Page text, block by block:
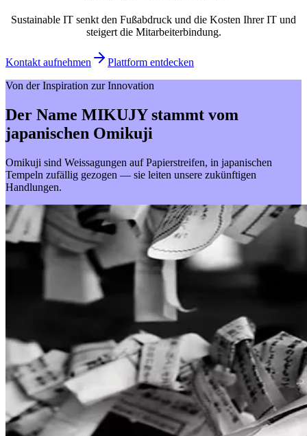
Sustainable IT senkt den Fußabdruck und die Kosten Ihrer IT und
steigert die Mitarbeiterbindung.
Kontakt aufnehmen
Plattform entdecken
Von der Inspiration zur Innovation
Der Name MIKUJY stammt vom
japanischen Omikuji
Omikuji sind Weissagungen auf Papierstreifen, in japanischen
Tempeln zufällig gezogen — sie leiten unsere zukünftigen
Handlungen.